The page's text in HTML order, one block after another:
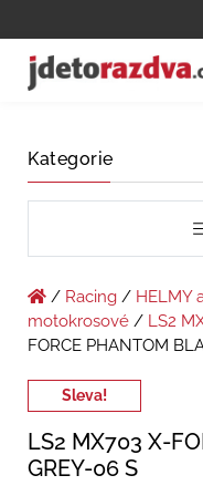
Kategorie
/ Racing / HELMY
motokrosové / LS2
FORCE PHANTOM
Sleva!
LS2 MX703 X-
GREY-06 S